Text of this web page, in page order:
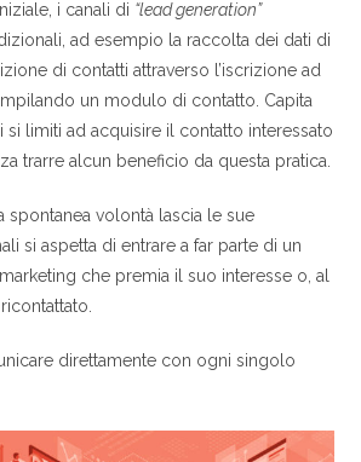
i canali di “lead generation”
ad esempio la raccolta dei dati di
di contatti attraverso l’iscrizione ad
un modulo di contatto. Capita
si limiti ad acquisire il contatto interessato
trarre alcun beneficio da questa pratica.
spontanea volontà lascia le sue
si aspetta di entrare a far parte di un
che premia il suo interesse o, al
direttamente con ogni singolo